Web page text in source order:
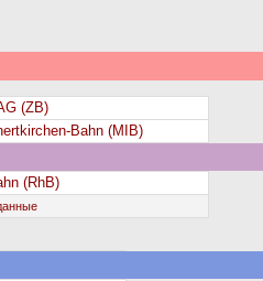
(ZB)
Bahn (MIB)
(RhB)